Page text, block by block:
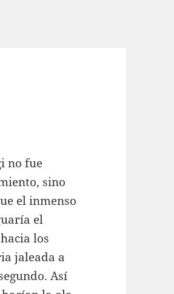
no fue
sino
el inmenso
el
los
jaleada a
Así